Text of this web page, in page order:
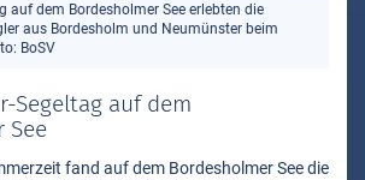
auf dem Bordesholmer See erlebten die
aus Bordesholm und Neumünster beim
BoSV
Segeltag auf dem
See
fand auf dem Bordesholmer See die